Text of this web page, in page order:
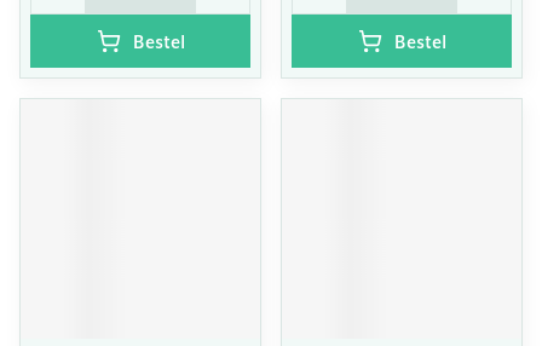
Bestel Bestel